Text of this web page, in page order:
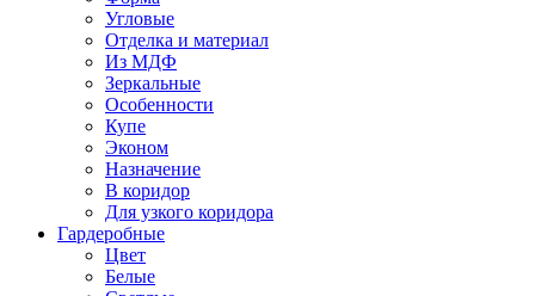
Угловые
Отделка и материал
Из МДФ
Зеркальные
Особенности
Купе
Эконом
Назначение
В коридор
Для узкого коридора
Гардеробные
Цвет
Белые